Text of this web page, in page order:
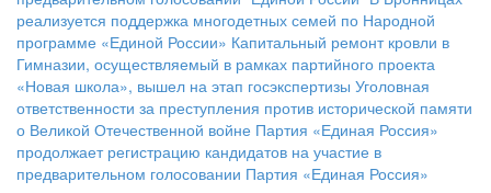
реализуется поддержка многодетных семей по Народной
программе «Единой России» Капитальный ремонт кровли в
Гимназии, осуществляемый в рамках партийного проекта
«Новая школа», вышел на этап госэкспертизы Уголовная
ответственности за преступления против исторической памяти
о Великой Отечественной войне Партия «Единая Россия»
продолжает регистрацию кандидатов на участие в
предварительном голосовании Партия «Единая Россия»